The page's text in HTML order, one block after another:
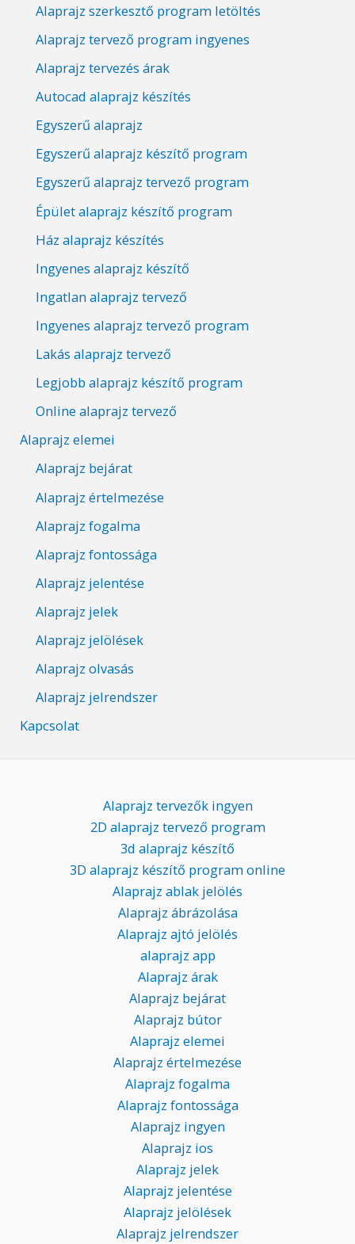
Alaprajz szerkesztő program letöltés
Alaprajz tervező program ingyenes
Alaprajz tervezés árak
Autocad alaprajz készítés
Egyszerű alaprajz
Egyszerű alaprajz készítő program
Egyszerű alaprajz tervező program
Épület alaprajz készítő program
Ház alaprajz készítés
Ingyenes alaprajz készítő
Ingatlan alaprajz tervező
Ingyenes alaprajz tervező program
Lakás alaprajz tervező
Legjobb alaprajz készítő program
Online alaprajz tervező
Alaprajz elemei
Alaprajz bejárat
Alaprajz értelmezése
Alaprajz fogalma
Alaprajz fontossága
Alaprajz jelentése
Alaprajz jelek
Alaprajz jelölések
Alaprajz olvasás
Alaprajz jelrendszer
Kapcsolat
Alaprajz tervezők ingyen
2D alaprajz tervező program
3d alaprajz készítő
3D alaprajz készítő program online
Alaprajz ablak jelölés
Alaprajz ábrázolása
Alaprajz ajtó jelölés
alaprajz app
Alaprajz árak
Alaprajz bejárat
Alaprajz bútor
Alaprajz elemei
Alaprajz értelmezése
Alaprajz fogalma
Alaprajz fontossága
Alaprajz ingyen
Alaprajz ios
Alaprajz jelek
Alaprajz jelentése
Alaprajz jelölések
Alaprajz jelrendszer